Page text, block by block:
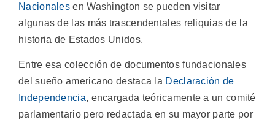
Nacionales en Washington se pueden visitar
algunas de las más trascendentales reliquias de la
historia de Estados Unidos.
Entre esa colección de documentos fundacionales
del sueño americano destaca la Declaración de
Independencia, encargada teóricamente a un comité
parlamentario pero redactada en su mayor parte por